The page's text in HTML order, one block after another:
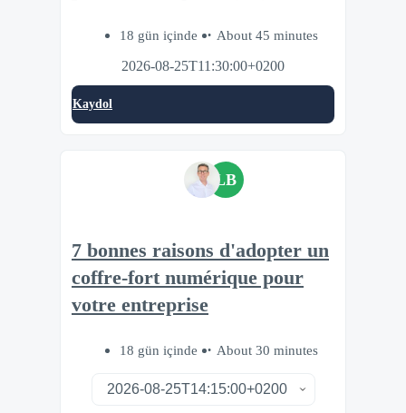
18 gün içinde
About 45 minutes
2026-08-25T11:30:00+0200
Kaydol
LB
7 bonnes raisons d'adopter un
coffre-fort numérique pour
votre entreprise
18 gün içinde About 30 minutes